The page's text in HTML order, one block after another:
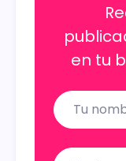
en tu
Name
Email